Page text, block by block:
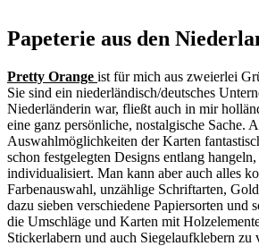
Papeterie aus den
Pretty Orange ist für mich aus zweierlei
Sie sind ein niederländisch/deutsches
Niederländerin war, fließt auch in mir
eine ganz persönliche, nostalgische Sache.
Auswahlmöglichkeiten der Karten
schon festgelegten Designs entlang
individualisiert. Man kann aber auch alles
Farbenauswahl, unzählige Schriftarten,
dazu sieben verschiedene Papiersorten und
die Umschläge und Karten mit
Stickerlabern und auch Siegelaufklebern zu